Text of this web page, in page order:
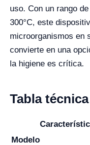
uso. Con un rango
300°C, este
microorganismos en
convierte en una
la higiene es crítica.
Tabla
Modelo